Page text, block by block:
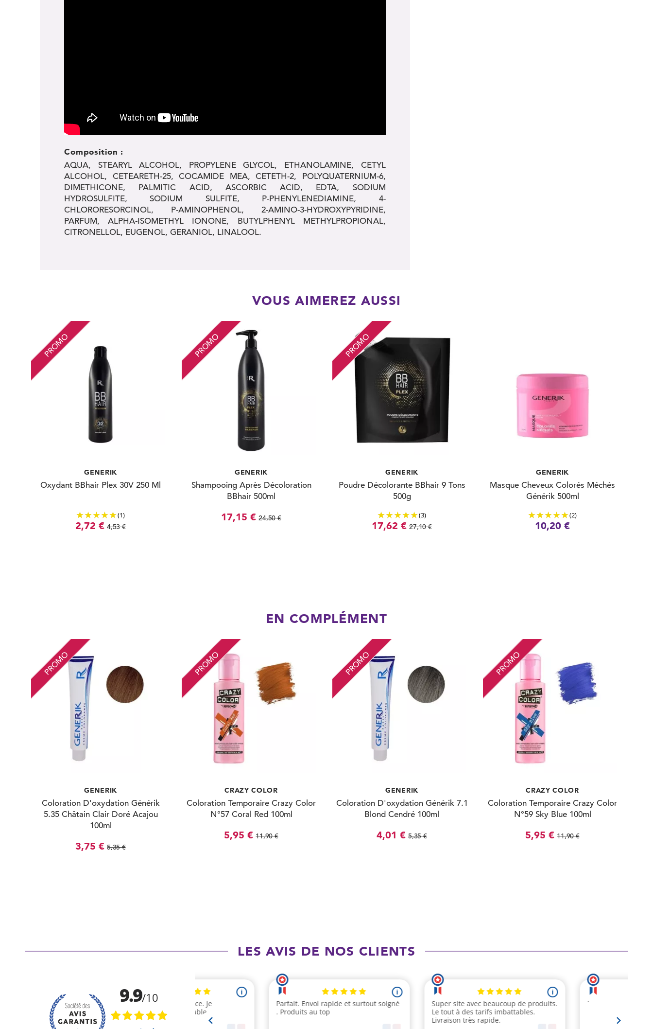
Composition :
AQUA, STEARYL ALCOHOL, PROPYLENE GLYCOL, ETHANOLAMINE, CETYL
ALCOHOL, CETEARETH-25, COCAMIDE MEA, CETETH-2, POLYQUATERNIUM-6,
DIMETHICONE, PALMITIC ACID, ASCORBIC ACID, EDTA, SODIUM
HYDROSULFITE, SODIUM SULFITE, P-PHENYLENEDIAMINE, 4-
CHLORORESORCINOL, P-AMINOPHENOL, 2-AMINO-3-HYDROXYPYRIDINE,
PARFUM, ALPHA-ISOMETHYL IONONE, BUTYLPHENYL METHYLPROPIONAL,
CITRONELLOL, EUGENOL, GERANIOL, LINALOOL.
VOUS AIMEREZ AUSSI
PROMO
GENERIK
Oxydant BBhair Plex 30V 250 Ml
(1)
2,72 € 4,53 €
PROMO
GENERIK
Shampooing Après Décoloration
BBhair 500ml
17,15 € 24,50 €
PROMO
GENERIK
Poudre Décolorante BBhair 9 Tons
500g
(3)
17,62 € 27,10 €
GENERIK
Masque Cheveux Colorés Méchés
Générik 500ml
(2)
10,20 €
EN COMPLÉMENT
PROMO
GENERIK
Coloration D'oxydation Générik
5.35 Châtain Clair Doré Acajou
100ml
3,75 € 5,35 €
PROMO
CRAZY COLOR
Coloration Temporaire Crazy Color
N°57 Coral Red 100ml
5,95 € 11,90 €
PROMO
GENERIK
Coloration D'oxydation Générik 7.1
Blond Cendré 100ml
4,01 € 5,35 €
PROMO
CRAZY COLOR
Coloration Temporaire Crazy Color
N°59 Sky Blue 100ml
5,95 € 11,90 €
LES AVIS DE NOS CLIENTS